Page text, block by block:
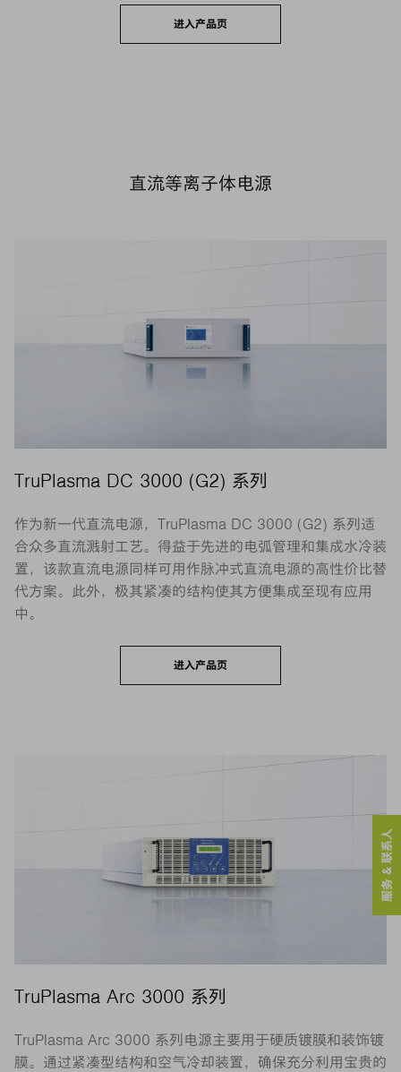
进入产品页
直流等离子体电源
TruPlasma DC 3000 (G2) 系列
作为新一代直流电源，TruPlasma DC 3000 (G2) 系列适
合众多直流溅射工艺。得益于先进的电弧管理和集成水冷装
置，该款直流电源同样可用作脉冲式直流电源的高性价比替
代方案。此外，极其紧凑的结构使其方便集成至现有应用
中。
进入产品页
TruPlasma Arc 3000 系列
TruPlasma Arc 3000 系列电源主要用于硬质镀膜和装饰镀
膜。通过紧凑型结构和空气冷却装置，确保充分利用宝贵的
服务 & 联系人